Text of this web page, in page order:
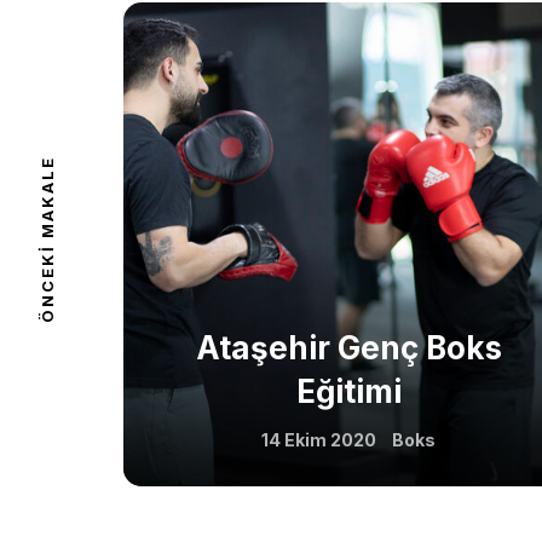
Ataşehir Genç Boks
Eğitimi
14 Ekim 2020 Boks
ÖNCEKI MAKALE
About
Shop